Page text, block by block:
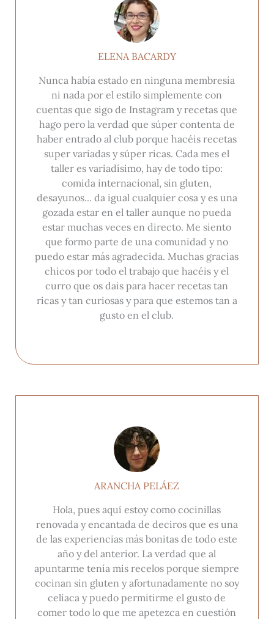
ELENA BACARDY
Nunca había estado en ninguna membresía
ni nada por el estilo simplemente con
cuentas que sigo de Instagram y recetas que
hago pero la verdad que súper contenta de
haber entrado al club porque hacéis recetas
super variadas y súper ricas. Cada mes el
taller es variadísimo, hay de todo tipo:
comida internacional, sin gluten,
desayunos... da igual cualquier cosa y es una
gozada estar en el taller aunque no pueda
estar muchas veces en directo. Me siento
que formo parte de una comunidad y no
puedo estar más agradecida. Muchas gracias
chicos por todo el trabajo que hacéis y el
curro que os dais para hacer recetas tan
ricas y tan curiosas y para que estemos tan a
gusto en el club.
ARANCHA PELÁEZ
Hola, pues aquí estoy como cocinillas
renovada y encantada de deciros que es una
de las experiencias más bonitas de todo este
año y del anterior. La verdad que al
apuntarme tenía mis recelos porque siempre
cocinan sin gluten y afortunadamente no soy
celíaca y puedo permitirme el gusto de
comer todo lo que me apetezca en cuestión